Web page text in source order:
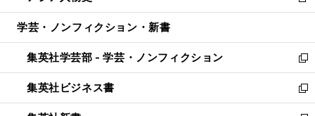
開
ウ
開
く
ン
ウ
で
開
く
ウ
ン
ド
ウ
で
開
し
ウ
ィ
ン
ド
ウ
学芸・ノンフィクション・新書
集英社学芸部 - 学芸・ノンフィクション
新
し
い
ウ
集英社ビジネス書
新
し